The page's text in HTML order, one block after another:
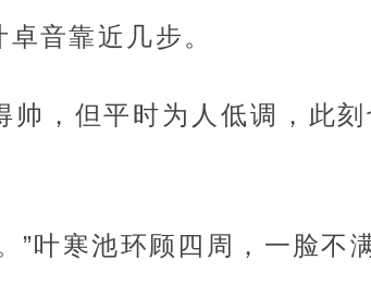
音靠近几步。
帅，但平时为人低调，此
”叶寒池环顾四周，一脸不满